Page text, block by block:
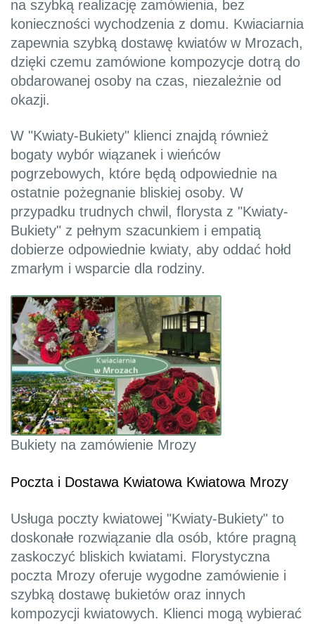
na szybką realizację zamówienia, bez
konieczności wychodzenia z domu. Kwiaciarnia
zapewnia szybką dostawę kwiatów w Mrozach,
dzięki czemu zamówione kompozycje dotrą do
obdarowanej osoby na czas, niezależnie od
okazji.
W "Kwiaty-Bukiety" klienci znajdą również
bogaty wybór wiązanek i wieńców
pogrzebowych, które będą odpowiednie na
ostatnie pożegnanie bliskiej osoby. W
przypadku trudnych chwil, florysta z "Kwiaty-
Bukiety" z pełnym szacunkiem i empatią
dobierze odpowiednie kwiaty, aby oddać hołd
zmarłym i wsparcie dla rodziny.
Bukiety na zamówienie Mrozy
Poczta i Dostawa Kwiatowa Kwiatowa Mrozy
Usługa poczty kwiatowej "Kwiaty-Bukiety" to
doskonałe rozwiązanie dla osób, które pragną
zaskoczyć bliskich kwiatami. Florystyczna
poczta Mrozy oferuje wygodne zamówienie i
szybką dostawę bukietów oraz innych
kompozycji kwiatowych. Klienci mogą wybierać